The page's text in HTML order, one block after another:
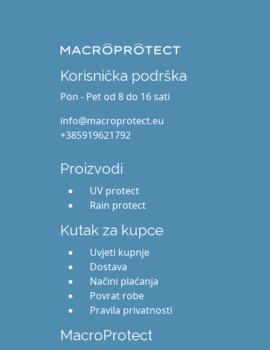
Korisnička podrška
Pon - Pet od 8 do 16 sati
info@macroprotect.eu
+385919621792
Proizvodi
UV protect
Rain protect
Kutak za kupce
Uvjeti kupnje
Dostava
Načini plaćanja
Povrat robe
Pravila privatnosti
MacroProtect